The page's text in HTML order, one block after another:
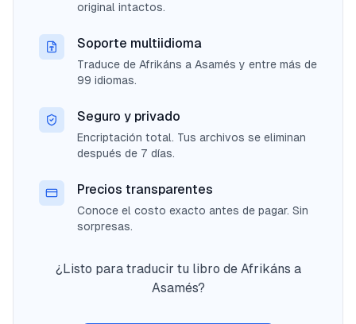
original intactos.
Soporte multiidioma
Traduce de Afrikáns a Asamés y entre más de
99 idiomas.
Seguro y privado
Encriptación total. Tus archivos se eliminan
después de 7 días.
Precios transparentes
Conoce el costo exacto antes de pagar. Sin
sorpresas.
¿Listo para traducir tu libro de Afrikáns a
Asamés?